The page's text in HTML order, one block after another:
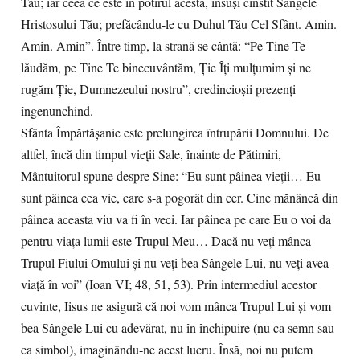
Hristosului Tău; prefăcându-le cu Duhul Tău Cel Sfânt. Amin.
Amin. Amin”. Între timp, la strană se cântă: “Pe Tine Te
lăudăm, pe Tine Te binecuvântăm, Ţie Îţi mulţumim şi ne
rugăm Ţie, Dumnezeului nostru”, credincioşii prezenţi
îngenunchind.
Sfânta Împărtăşanie este prelungirea întrupării Domnului. De
altfel, încă din timpul vieţii Sale, înainte de Pătimiri,
Mântuitorul spune despre Sine: “Eu sunt pâinea vieţii… Eu
sunt pâinea cea vie, care s-a pogorât din cer. Cine mănâncă din
pâinea aceasta viu va fi în veci. Iar pâinea pe care Eu o voi da
pentru viaţa lumii este Trupul Meu… Dacă nu veţi mânca
Trupul Fiului Omului şi nu veţi bea Sângele Lui, nu veţi avea
viaţă în voi” (Ioan VI; 48, 51, 53). Prin intermediul acestor
cuvinte, Iisus ne asigură că noi vom mânca Trupul Lui şi vom
bea Sângele Lui cu adevărat, nu în închipuire (nu ca semn sau
ca simbol), imaginându-ne acest lucru. Însă, noi nu putem